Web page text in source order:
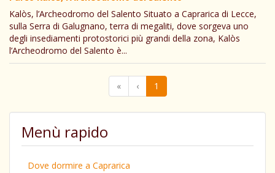
Kalòs, l’Archeodromo del Salento Situato a Caprarica di Lecce,
sulla Serra di Galugnano, terra di megaliti, dove sorgeva uno
degli insediamenti protostorici più grandi della zona, Kalòs
l’Archeodromo del Salento è...
« ‹ 1
Menù rapido
Dove dormire a Caprarica